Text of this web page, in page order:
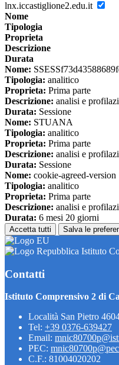
lnx.iccastiglione2.edu.it
Nome
Tipologia
Proprieta
Descrizione
Durata
Nome:
Tipologia: analitico
Proprieta: Prima parte
Descrizione: analisi e
Durata: Sessione
Nome: STUANA
Tipologia: analitico
Proprieta: Prima parte
Descrizione: analisi e
Durata: Sessione
Nome: cookie-agreed-version
Tipologia: analitico
Proprieta: Prima parte
Descrizione: analisi e
Durata: 6 mesi 20 giorni
Accetta tutti Salva le
Istituto
Contatti
Istituto Comprensivo 2 di
Località San Pietro
Tel: +39 0376-639427
Email:
PEC:
C.F.: 81004020202